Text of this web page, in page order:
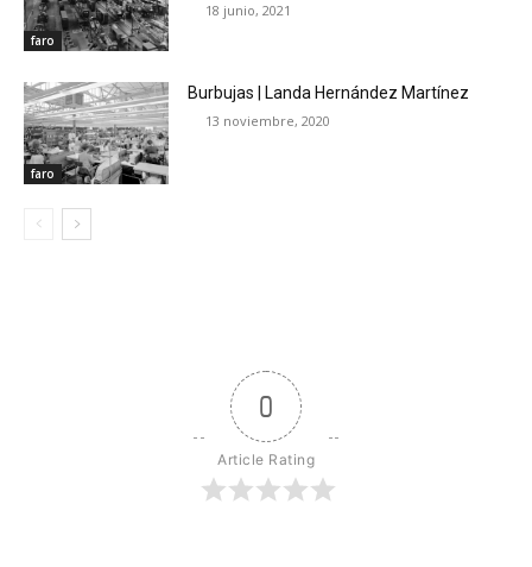
faro
18 junio, 2021
faro
Burbujas | Landa Hernández Martínez
13 noviembre, 2020
0
Article Rating